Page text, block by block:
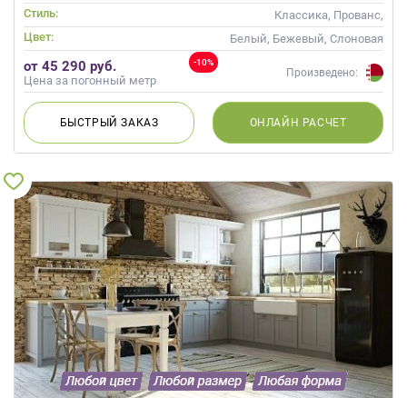
Стиль:
Классика, Прованс,
Неоклассика
Цвет:
Белый, Бежевый, Слоновая
кость
-10%
от 45 290 руб.
Цена за погонный метр
Произведено:
БЫСТРЫЙЗАКАЗ ОНЛАЙН РАСЧЕТ